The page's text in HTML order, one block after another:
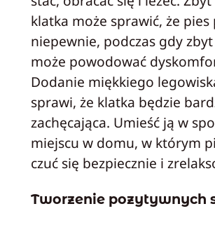
klatka może sprawić, że pies
niepewnie, podczas gdy zbyt
może powodować
Dodanie miękkiego
sprawi, że klatka będzie
zachęcająca. Umieść ją w
miejscu w domu, w którym
czuć się bezpiecznie i
Tworzenie pozytywnych